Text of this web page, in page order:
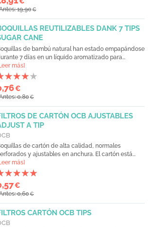
19,90€
REUTILIZABLES DANK 7 TIPS
CANE
de bambú natural han estado empapándose
7 días en un líquido aromatizado para...
más]
€
0,80€
DE CARTÓN OCB AJUSTABLES
A TIP
de cartón de alta calidad, normales
y ajustables en anchura. El cartón está...
más]
€
0,60€
CARTÓN OCB TIPS